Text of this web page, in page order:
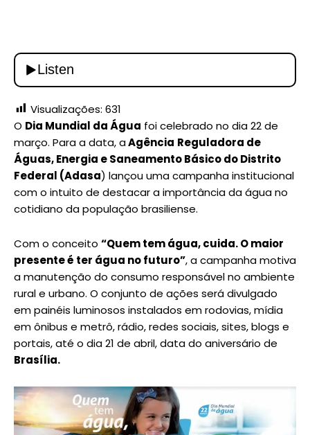
Visualizações: 631
O Dia Mundial da Água foi celebrado no dia 22 de
março. Para a data, aAgência Reguladora de
Águas, Energia e Saneamento Básico do Distrito
Federal (Adasa) lançou uma campanha institucional
com o intuito de destacar a importância da água no
cotidiano da população brasiliense.
Com o conceito “Quem tem água, cuida. O maior
presente é ter água no futuro”, a campanha motiva
a manutenção do consumo responsável no ambiente
rural e urbano. O conjunto de ações será divulgado
em painéis luminosos instalados em rodovias, mídia
em ônibus e metrô, rádio, redes sociais, sites, blogs e
portais, até o dia 21 de abril, data do aniversário de
Brasília.